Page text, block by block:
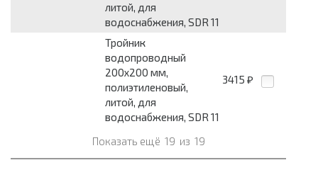
литой, для
водоснабжения, SDR 11
Тройник
водопроводный
200x200 мм,
полиэтиленовый,
литой, для
водоснабжения, SDR 11
3415 ₽
Показать ещё 19 из 19